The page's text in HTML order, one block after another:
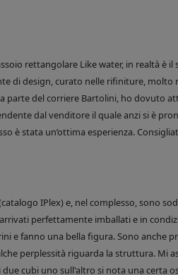
rettangolare Like water, in realtà è il
di design, curato nelle rifiniture, molto
parte del corriere Bartolini, ho dovuto
dal venditore il quale anzi si è
è stata un’ottima esperienza.
IPlex) e, nel complesso, sono
perfettamente imballati e in
e fanno una bella figura. Sono anche
perplessità riguarda la struttura. Mi
cubi uno sull'altro si nota una certa